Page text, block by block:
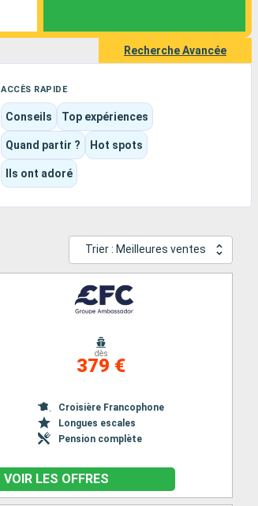
Recherche Avancée
ACCÈS RAPIDE
Conseils Top expériences
Quand partir ? Hot spots
Ils ont adoré
Trier : Meilleures ventes
dès
379 €
Croisière Francophone
Longues escales
Pension complète
VOIR LES OFFRES